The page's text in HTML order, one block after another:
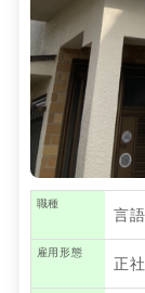
職種
言
雇用形態
正